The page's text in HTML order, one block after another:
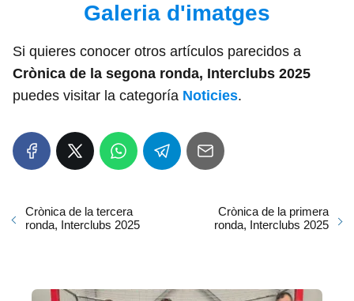
Galeria d'imatges
Si quieres conocer otros artículos parecidos a
Crònica de la segona ronda, Interclubs 2025
puedes visitar la categoría Noticies.
Crònica de la tercera
ronda, Interclubs 2025
Crònica de la primera
ronda, Interclubs 2025